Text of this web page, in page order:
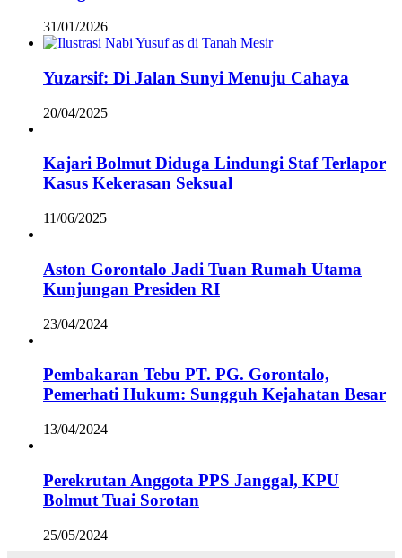
31/01/2026
Yuzarsif: Di Jalan Sunyi Menuju Cahaya
20/04/2025
Kajari Bolmut Diduga Lindungi Staf Terlapor
Kasus Kekerasan Seksual
11/06/2025
Aston Gorontalo Jadi Tuan Rumah Utama
Kunjungan Presiden RI
23/04/2024
Pembakaran Tebu PT. PG. Gorontalo,
Pemerhati Hukum: Sungguh Kejahatan Besar
13/04/2024
Perekrutan Anggota PPS Janggal, KPU
Bolmut Tuai Sorotan
25/05/2024